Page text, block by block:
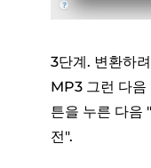
3단계. 변환하
MP3 그런 다음
튼을 누른 다음
전".